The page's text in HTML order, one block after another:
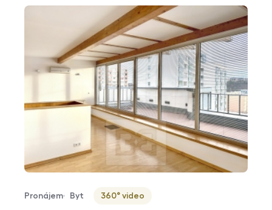
Typ nabídky
Pronájem
Typ nemovitosti
Byt
Virtuální prohlídka
360° video